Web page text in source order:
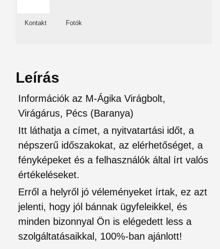
Kontakt Fotók
Leírás
Információk az M-Ágika Virágbolt,
Virágárus, Pécs (Baranya)
Itt láthatja a címet, a nyitvatartási időt, a
népszerű időszakokat, az elérhetőséget, a
fényképeket és a felhasználók által írt valós
értékeléseket.
Erről a helyről jó véleményeket írtak, ez azt
jelenti, hogy jól bánnak ügyfeleikkel, és
minden bizonnyal Ön is elégedett less a
szolgáltatásaikkal, 100%-ban ajánlott!